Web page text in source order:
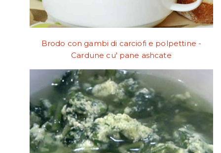
Brodo con gambi di carciofi e polpettine -
Cardune cu' pane ashcate